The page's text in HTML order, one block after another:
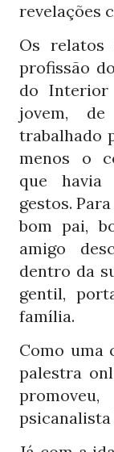
revelações
Os relatos
profissão
do
jovem,
trabalhado
menos o
que havia
gestos.
bom pai,
amigo
dentro da
gentil,
família.
Como uma
palestra
psicanalista